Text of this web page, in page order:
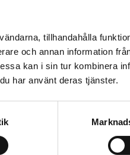
tillhandahålla
och annan information
kan i sin tur kombinera
har använt deras tjänster.